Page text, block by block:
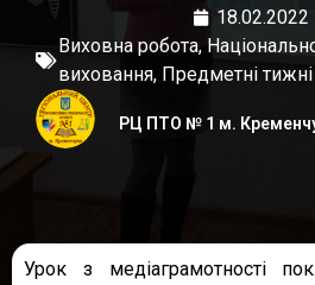
18.02.2022
Виховна робота,
виховання, Предметні тижні
РЦ ПТО № 1 м.
Урок з медіаграмотності